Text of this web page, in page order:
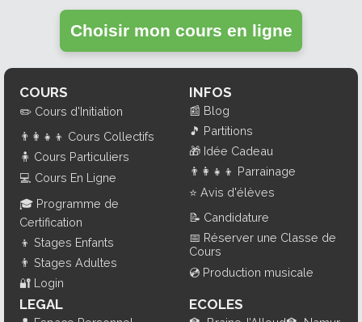
Choisir mon cours en ligne
COURS
✏️ Cours d'Initiation
👨‍👩‍👧‍👦 Cours Collectifs
🧍 Cours Particuliers
💻 Cours En Ligne
🎓 Programme de
Certification
👦 Stages Enfants
👨 Stages Adultes
🔐 Login
INFOS
📰 Blog
🎵 Partitions
🎁 Idée Cadeau
👨‍👩‍👧‍👦 Parrainage
⭐ Avis d'élèves
📝 Candidature
📅 Réserver une Classe de
Cours
💿 Production musicale
LEGAL ECOLES